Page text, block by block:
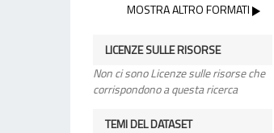
MOSTRA ALTRO FORMATI
LICENZE SULLE RISORSE
Non ci sono Licenze sulle risorse che
corrispondono a questa ricerca
TEMI DEL DATASET